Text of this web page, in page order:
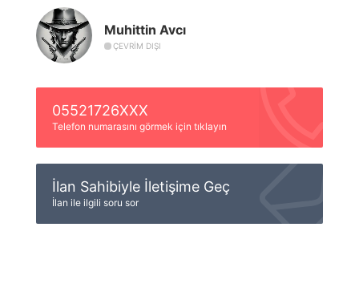
Muhittin Avcı
ÇEVRIM DIŞI
05521726XXX
Telefon numarasını görmek için tıklayın
İlan Sahibiyle İletişime Geç
İlan ile ilgili soru sor